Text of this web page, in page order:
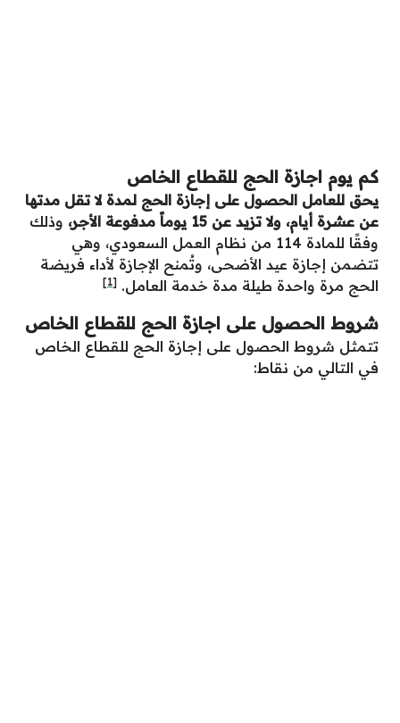
كم يوم اجازة الحج للقطاع الخاص
يحق للعامل الحصول على إجازة الحج لمدة لا تقل مدتها
عن عشرة أيام، ولا تزيد عن 15 يوماً مدفوعة الأجر،
وذلك
وفقًا للمادة 114 من نظام العمل السعودي، وهي
تتضمن إجازة عيد الأضحى، وتُمنح الإجازة لأداء فريضة
الحج مرة واحدة طيلة مدة خدمة العامل. [1]
شروط الحصول على اجازة الحج للقطاع الخاص
تتمثل شروط الحصول على إجازة الحج للقطاع الخاص
في التالي من نقاط: